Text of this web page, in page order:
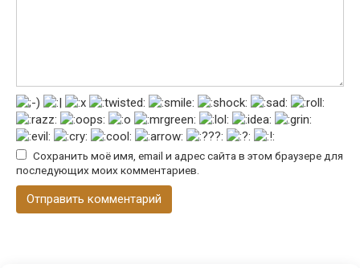
Сохранить моё имя, email и адрес сайта в этом браузере для
последующих моих комментариев.